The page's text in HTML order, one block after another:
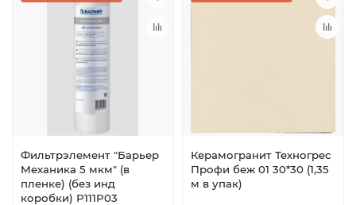
Фильтрэлемент "Барьер
Механика 5 мкм" (в
пленке) (без инд
коробки) Р111Р03
Керамогранит Техногрес
Профи беж 01 30*30 (1,35
м в упак)